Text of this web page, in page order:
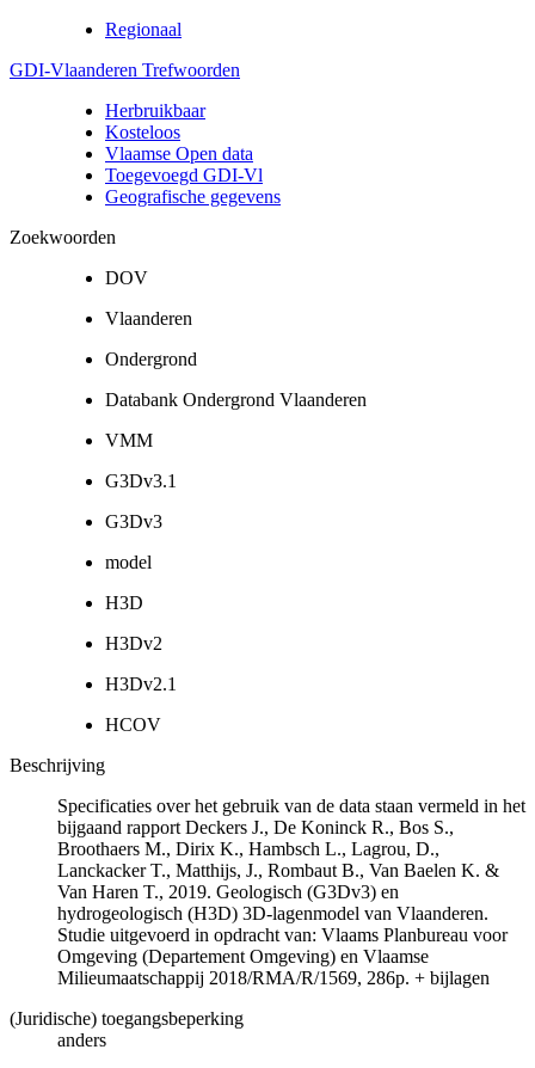
Regionaal
GDI-Vlaanderen Trefwoorden
Herbruikbaar
Kosteloos
Vlaamse Open data
Toegevoegd GDI-Vl
Geografische gegevens
Zoekwoorden
DOV
Vlaanderen
Ondergrond
Databank Ondergrond Vlaanderen
VMM
G3Dv3.1
G3Dv3
model
H3D
H3Dv2
H3Dv2.1
HCOV
Beschrijving
Specificaties over het gebruik van de data staan vermeld in het
bijgaand rapport Deckers J., De Koninck R., Bos S.,
Broothaers M., Dirix K., Hambsch L., Lagrou, D.,
Lanckacker T., Matthijs, J., Rombaut B., Van Baelen K. &
Van Haren T., 2019. Geologisch (G3Dv3) en
hydrogeologisch (H3D) 3D-lagenmodel van Vlaanderen.
Studie uitgevoerd in opdracht van: Vlaams Planbureau voor
Omgeving (Departement Omgeving) en Vlaamse
Milieumaatschappij 2018/RMA/R/1569, 286p. + bijlagen
(Juridische) toegangsbeperking
anders